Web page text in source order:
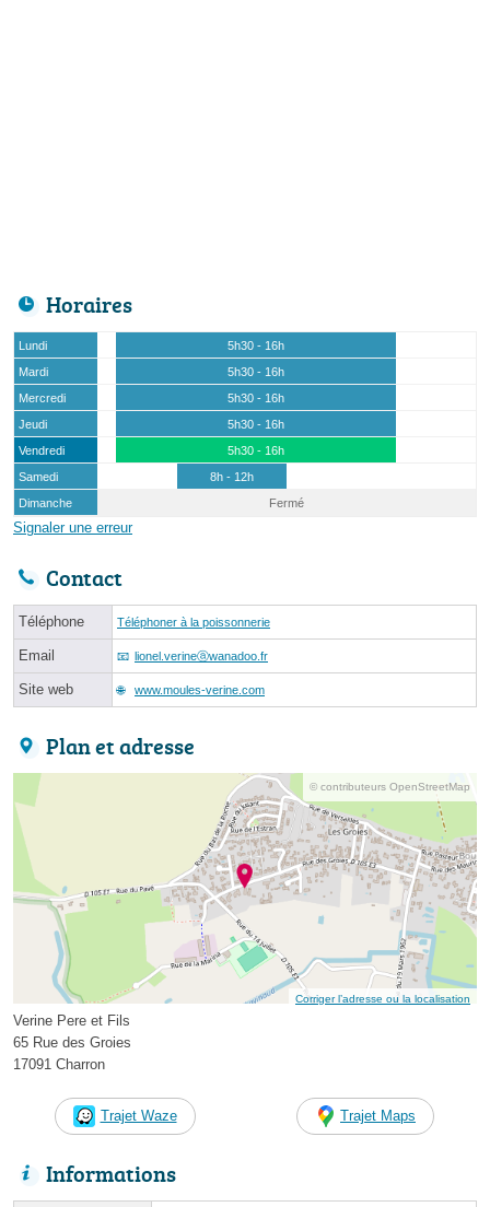
Horaires
Lundi
5h30 - 16h
Mardi
5h30 - 16h
Mercredi
5h30 - 16h
Jeudi
5h30 - 16h
Vendredi
5h30 - 16h
Samedi
8h - 12h
Dimanche
Fermé
Signaler une erreur
Contact
Téléphone Téléphoner à la poissonnerie
Email lionel.verineⓐwanadoo.fr
Site web www.moules-verine.com
Plan et adresse
© contributeurs OpenStreetMap
Corriger l’adresse ou la localisation
Verine Pere et Fils
65 Rue des Groies
17091 Charron
Trajet Waze Trajet Maps
Informations